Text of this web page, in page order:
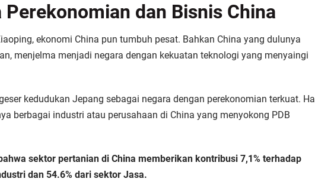
Perekonomian dan Bisnis China
ekonomi China pun tumbuh pesat. Bahkan China yang dulunya
menjelma menjadi negara dengan kekuatan teknologi yang menyaingi
kedudukan Jepang sebagai negara dengan perekonomian terkuat. Hal
berbagai industri atau perusahaan di China yang menyokong PDB
sektor pertanian di China memberikan kontribusi 7,1% terhadap
dan 54.6% dari sektor Jasa.